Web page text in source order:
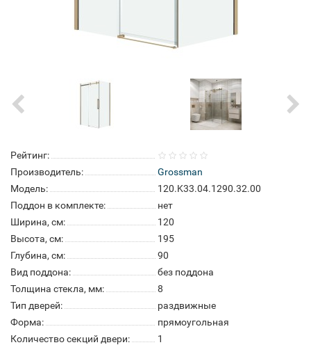
Рейтинг:
Производитель:
Grossman
Модель:
120.K33.04.1290.32.00
Поддон в комплекте:
нет
Ширина, см:
120
Высота, см:
195
Глубина, см:
90
Вид поддона:
без поддона
Толщина стекла, мм:
8
Тип дверей:
раздвижные
Форма:
прямоугольная
Количество секций двери:
1